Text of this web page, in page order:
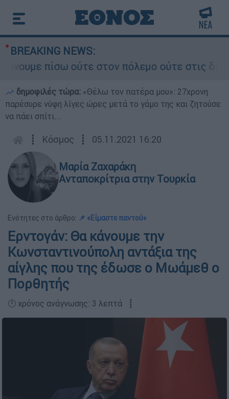
BREAKING NEWS:
πίσω ούτε στον πόλεμο ούτε στις
δημοφιλές τώρα: «Θέλω τον πατέρα μου»: 27χρονη
παρέσυρε νύφη λίγες ώρες μετά το γάμο της και ζητούσε
να πάει σπίτι...
┋ Κόσμος ┋ 05.11.2021 16:20
Μαρία Ζαχαράκη
Ανταποκρίτρια στην Τουρκία
Ενότητες στο άρθρο: 📌 «Είμαστε παντού»
Ερντογάν: Θα κάνουμε την
Κωνσταντινούπολη αντάξια της
αίγλης που της έδωσε ο Μωάμεθ ο
Πορθητής
🕛 χρόνος ανάγνωσης: 3 λεπτά ┋